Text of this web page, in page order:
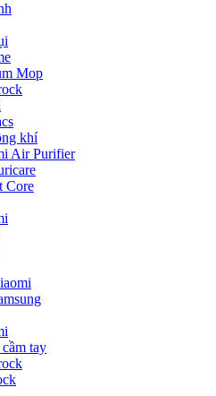
Mop
khí
Air Purifier
Core
tay